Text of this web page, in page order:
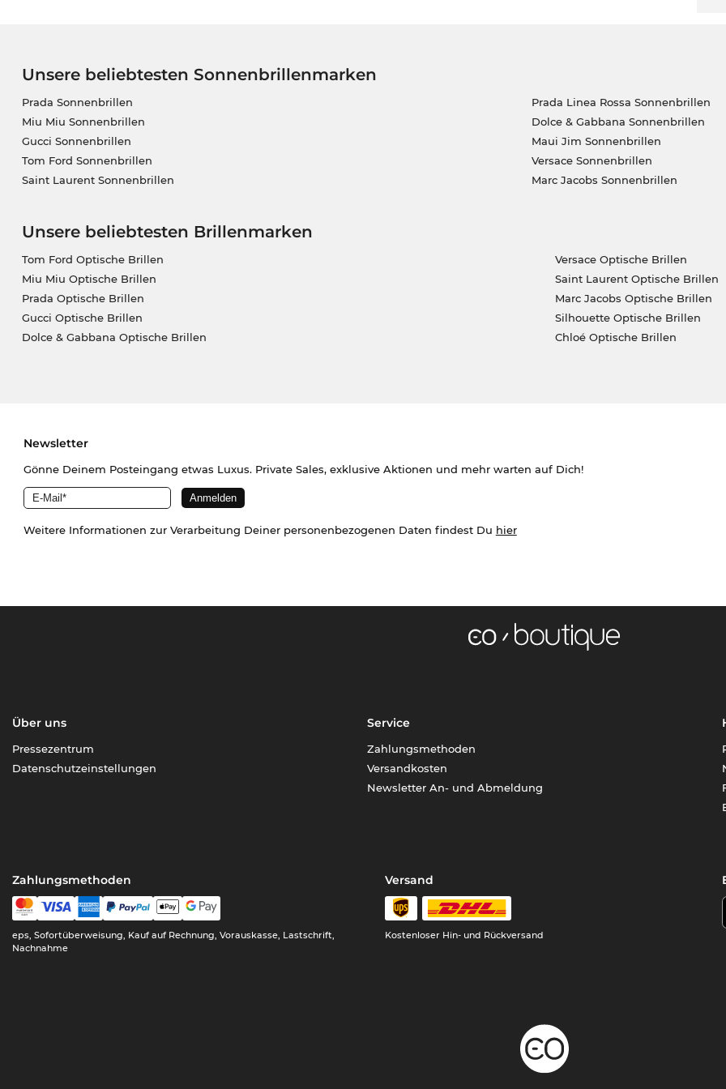
Unsere beliebtesten Sonnenbrillenmarken
Prada Sonnenbrillen
Miu Miu Sonnenbrillen
Gucci Sonnenbrillen
Tom Ford Sonnenbrillen
Saint Laurent Sonnenbrillen
Prada Linea Rossa Sonnenbrillen
Dolce & Gabbana Sonnenbrillen
Maui Jim Sonnenbrillen
Versace Sonnenbrillen
Marc Jacobs Sonnenbrillen
Unsere beliebtesten Brillenmarken
Tom Ford Optische Brillen
Miu Miu Optische Brillen
Prada Optische Brillen
Gucci Optische Brillen
Dolce & Gabbana Optische Brillen
Versace Optische Brillen
Saint Laurent Optische Brillen
Marc Jacobs Optische Brillen
Silhouette Optische Brillen
Chloé Optische Brillen
Newsletter
Gönne Deinem Posteingang etwas Luxus. Private Sales, exklusive Aktionen und mehr warten auf Dich!
Weitere Informationen zur Verarbeitung Deiner personenbezogenen Daten findest Du hier
Über uns
Pressezentrum
Datenschutzeinstellungen
Service
Zahlungsmethoden
Versandkosten
Newsletter An- und Abmeldung
Zahlungsmethoden
eps, Sofortüberweisung, Kauf auf Rechnung, Vorauskasse, Lastschrift,
Nachnahme
Versand
Kostenloser Hin- und Rückversand